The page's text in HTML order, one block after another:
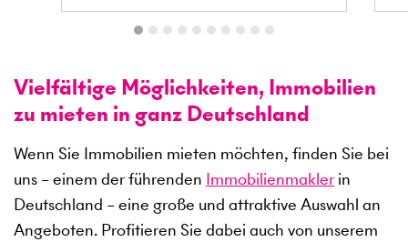
Vielfältige Möglichkeiten, Immobilien
zu mieten in ganz Deutschland
Wenn Sie Immobilien mieten möchten, finden Sie bei
uns – einem der führenden Immobilienmakler in
Deutschland – eine große und attraktive Auswahl an
Angeboten. Profitieren Sie dabei auch von unserem